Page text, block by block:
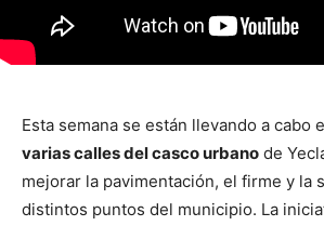
Esta semana se están llevando a cabo
varias calles del casco urbano de
mejorar la pavimentación, el firme y la
distintos puntos del municipio. La